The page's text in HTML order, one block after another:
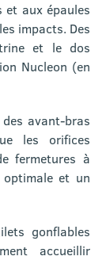
et aux épaules
impacts. Des
et le dos
Nucleon (en
avant-bras
les orifices
fermetures à
et un
gonflables
accueillir